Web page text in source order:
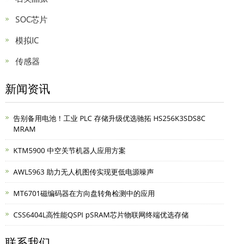
SOC芯片
模拟IC
传感器
新闻资讯
告别备用电池！工业 PLC 存储升级优选驰拓 HS256K3SDS8C
MRAM
KTM5900 中空关节机器人应用方案
AWL5963 助力无人机图传实现更低电源噪声
MT6701磁编码器在方向盘转角检测中的应用
CSS6404L高性能QSPI pSRAM芯片物联网终端优选存储